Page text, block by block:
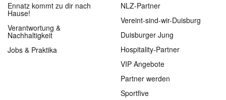
Ennatz kommt zu dir nach
Hause!
Verantwortung &
Nachhaltigkeit
Jobs & Praktika
NLZ-Partner
Vereint-sind-wir-Duisburg
Duisburger Jung
Hospitality-Partner
VIP Angebote
Partner werden
Sportfive